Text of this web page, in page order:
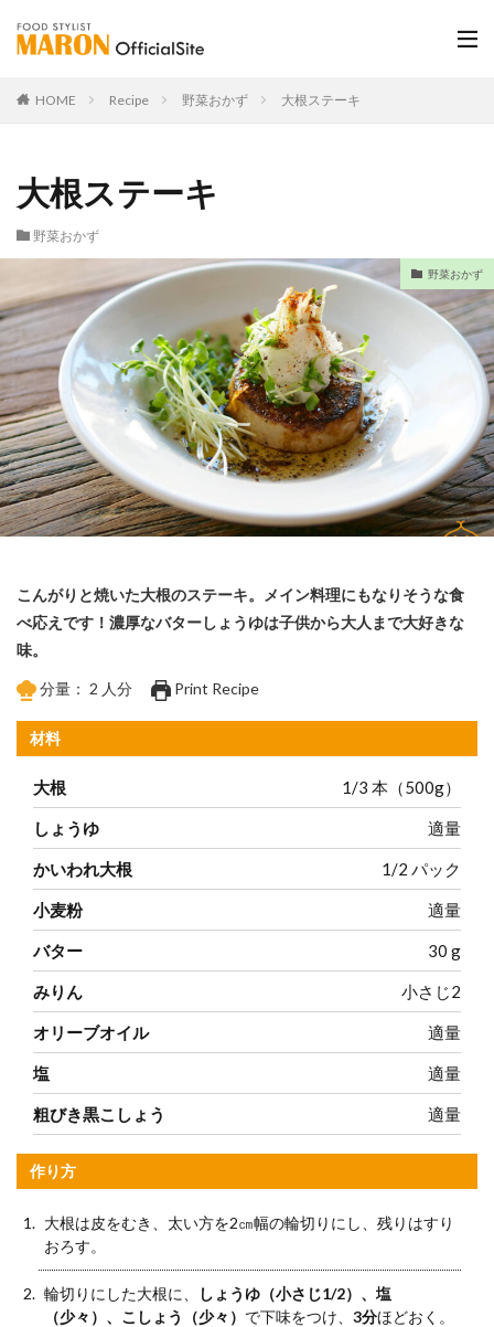
HOME Recipe 野菜おかず 大根ステーキ
大根ステーキ
野菜おかず
野菜おかず
こんがりと焼いた大根のステーキ。メイン料理にもなりそうな食
べ応えです！濃厚なバターしょうゆは子供から大人まで大好きな
味。
分量： 2 人分 Print Recipe
材料
大根 1/3 本（500g）
しょうゆ 適量
かいわれ大根 1/2 パック
小麦粉 適量
バター 30 g
みりん 小さじ2
オリーブオイル 適量
塩 適量
粗びき黒こしょう 適量
作り方
大根は皮をむき、太い方を2㎝幅の輪切りにし、残りはすり
おろす。
輪切りにした大根に、
しょうゆ（小さじ1/2）、塩
（少々）、こしょう（少々） で下味をつけ、 3分ほどおく。